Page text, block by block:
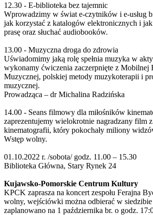
12.30 - E-biblioteka bez tajemnic
Wprowadzimy w świat e-czytników i e-usług
jak korzystać z katalogów elektronicznych i
prasę oraz słuchać audiobooków.
13.00 - Muzyczna droga do zdrowia
Uświadomimy jaką rolę spełnia muzyka w
wykonamy ćwiczenia zaczerpnięte z Mobilnej
Muzycznej, polskiej metody muzykoterapii i
muzycznej.
Prowadząca – dr Michalina Radzińska
14.00 - Seans filmowy dla miłośników
zaprezentujemy wielokrotnie nagradzany film
kinematografii, który pokochały miliony
Wstęp wolny.
01.10.2022 r. /sobota/ godz. 11.00 – 15.30
Biblioteka Główna, Stary Rynek 24
Kujawsko-Pomorskie Centrum Kultury
KPCK zaprasza na koncert zespołu Ferajna
wolny, wejściówki można odbierać w
zaplanowano na 1 października br. o godz.